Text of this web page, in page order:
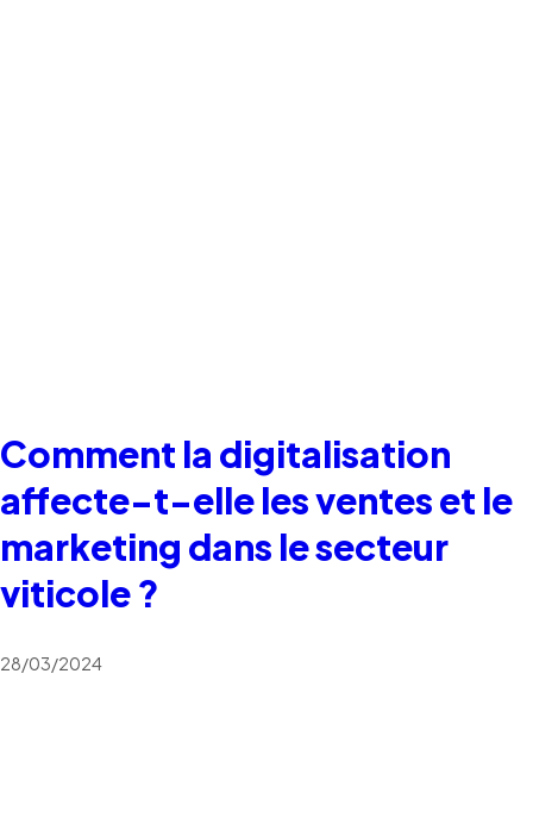
Comment la digitalisation
affecte-t-elle les ventes et le
marketing dans le secteur
viticole ?
28/03/2024